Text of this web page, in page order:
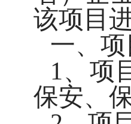
该项目
一、
1、项
保安、